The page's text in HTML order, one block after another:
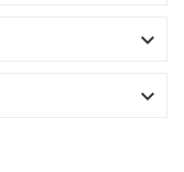

